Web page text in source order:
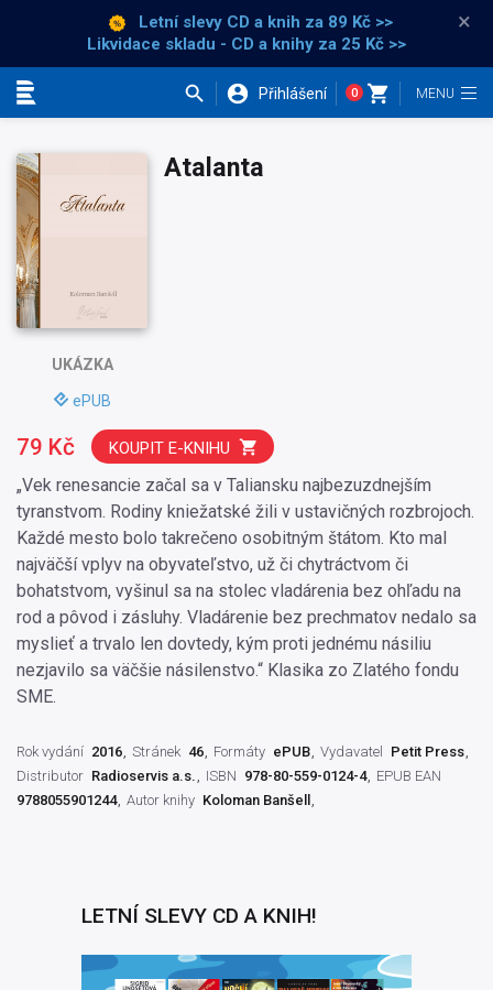
Letní slevy CD a knih za 89 Kč >>
Likvidace skladu - CD a knihy za 25 Kč >>
×
Přihlášení 0
UKÁZKA
ePUB
Atalanta
„Vek renesancie začal sa v Taliansku najbezuzdnejším
tyranstvom. Rodiny kniežatské žili v ustavičných rozbrojoch.
Každé mesto bolo takrečeno osobitným štátom. Kto mal
najväčší vplyv na obyvateľstvo, už či chytráctvom či
bohatstvom, vyšinul sa na stolec vladárenia bez ohľadu na
rod a pôvod i zásluhy. Vladárenie bez prechmatov nedalo sa
myslieť a trvalo len dovtedy, kým proti jednému násiliu
nezjavilo sa väčšie násilenstvo.“ Klasika zo Zlatého fondu
SME.
79 Kč KOUPIT E-KNIHU
Rok vydání 2016 Stránek 46 Formáty ePUB Vydavatel
Petit Press
Distributor Radioservis a.s. ISBN 978-80-559-0124-4
EPUB EAN
9788055901244 Autor knihy Koloman Banšell
LETNÍ SLEVY CD A KNIH!